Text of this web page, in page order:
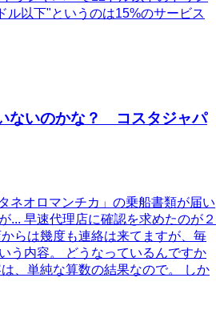
ル以下"というのは15%のサービス
ないのかな？ コスタジャパ
ネオロマンチカ」の乗船書類が届い
... 早速代理店に確認を求めたのが２
らは幾度も連絡は来てますが、毎
う内容。 どうなっているんですか
、単純な算数の結果なので。 しか